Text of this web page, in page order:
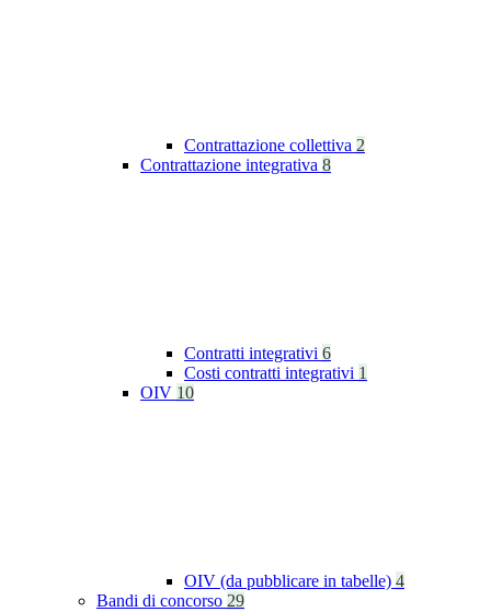
Contrattazione collettiva 2
Contrattazione integrativa 8
Contratti integrativi 6
Costi contratti integrativi 1
OIV 10
OIV (da pubblicare in tabelle) 4
Bandi di concorso 29